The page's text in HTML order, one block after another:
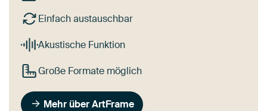
Einfach austauschbar
Akustische Funktion
Große Formate möglich
Mehr über ArtFrame